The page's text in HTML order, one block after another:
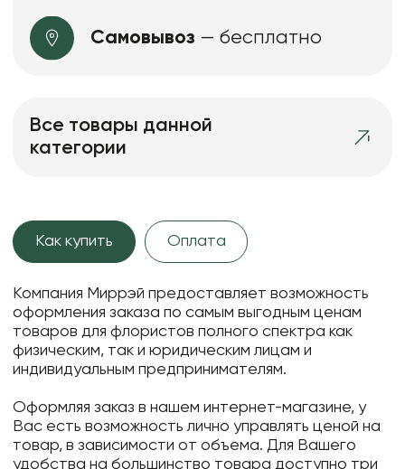
Самовывоз — бесплатно
Все товары данной
категории
Как купить Оплата
Компания Миррэй предоставляет возможность
оформления заказа по самым выгодным ценам
товаров для флористов полного спектра как
физическим, так и юридическим лицам и
индивидуальным предпринимателям.
Оформляя заказ в нашем интернет-магазине, у
Вас есть возможность лично управлять ценой на
товар, в зависимости от объема. Для Вашего
удобства на большинство товара доступно три